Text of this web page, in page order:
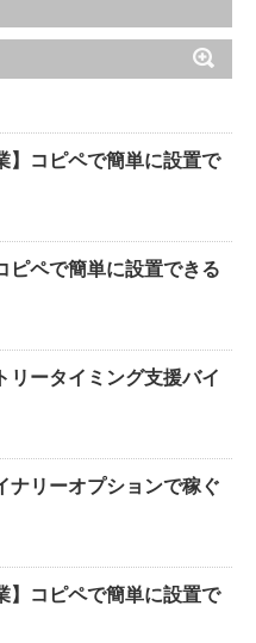
】コピペで簡単に設置で
ピペで簡単に設置できる
リータイミング支援バイ
ナリーオプションで稼ぐ
】コピペで簡単に設置で